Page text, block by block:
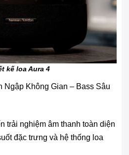
kế loa Aura 4
Ngập Không Gian – Bass Sâu
trải nghiệm âm thanh toàn diện
đặc trưng và hệ thống loa